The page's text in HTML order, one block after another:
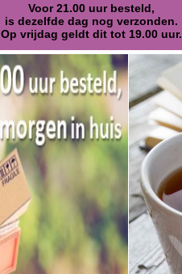
Voor 21.00 uur besteld,
is dezelfde dag nog verzonden.
Op vrijdag geldt dit tot 19.00 uur.